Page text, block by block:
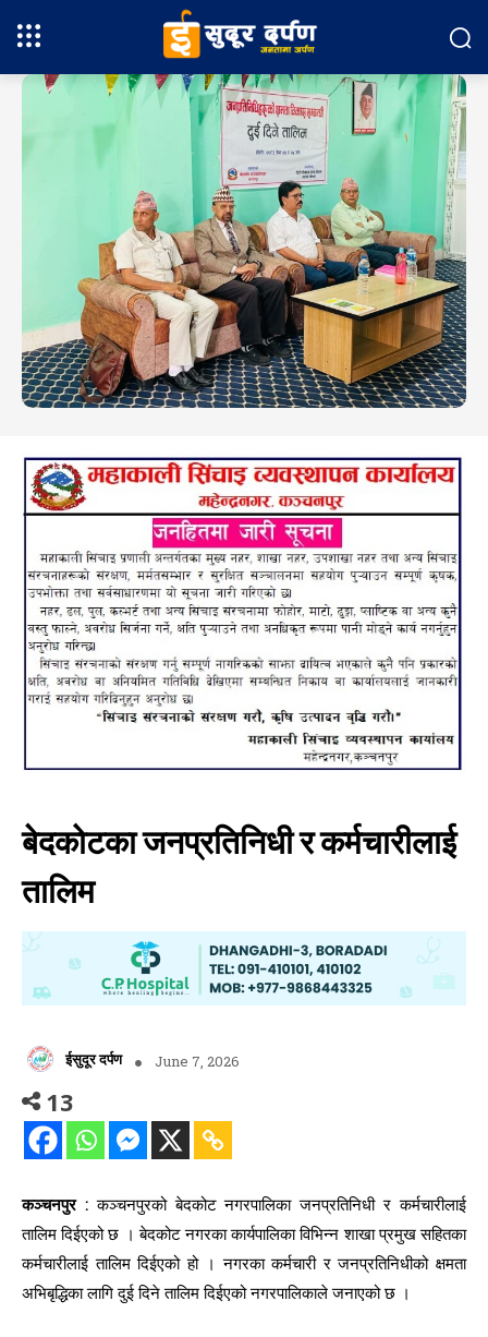
बेदकोटका जनप्रतिनिधी र कर्मचारीलाई
तालिम
ईसुदूर दर्पण June 7, 2026
13
कञ्चनपुर :कञ्चनपुरको बेदकोट नगरपालिका जनप्रतिनिधी र कर्मचारीलाई
तालिम दिईएको छ । बेदकोट नगरका कार्यपालिका विभिन्न शाखा प्रमुख सहितका
कर्मचारीलाई तालिम दिईएको हो । नगरका कर्मचारी र जनप्रतिनिधीको क्षमता
अभिबृद्धिका लागि दुई दिने तालिम दिईएको नगरपालिकाले जनाएको छ ।